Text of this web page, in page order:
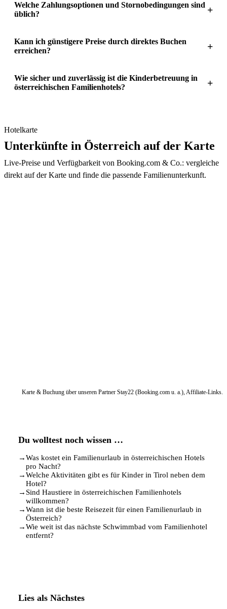
Welche Zahlungsoptionen und Stornobedingungen sind
üblich?
+
Kann ich günstigere Preise durch direktes Buchen
erreichen?
+
Wie sicher und zuverlässig ist die Kinderbetreuung in
österreichischen Familienhotels?
+
Hotelkarte
Unterkünfte in Österreich auf der Karte
Live-Preise und Verfügbarkeit von Booking.com & Co.: vergleiche
direkt auf der Karte und finde die passende Familienunterkunft.
Karte & Buchung über unseren Partner Stay22 (Booking.com u. a.), Affiliate-Links.
Du wolltest noch wissen …
→Was kostet ein Familienurlaub in österreichischen Hotels
pro Nacht?
→Welche Aktivitäten gibt es für Kinder in Tirol neben dem
Hotel?
→ Sind Haustiere in österreichischen Familienhotels
willkommen?
→Wann ist die beste Reisezeit für einen Familienurlaub in
Österreich?
→Wie weit ist das nächste Schwimmbad vom Familienhotel
entfernt?
Lies als Nächstes